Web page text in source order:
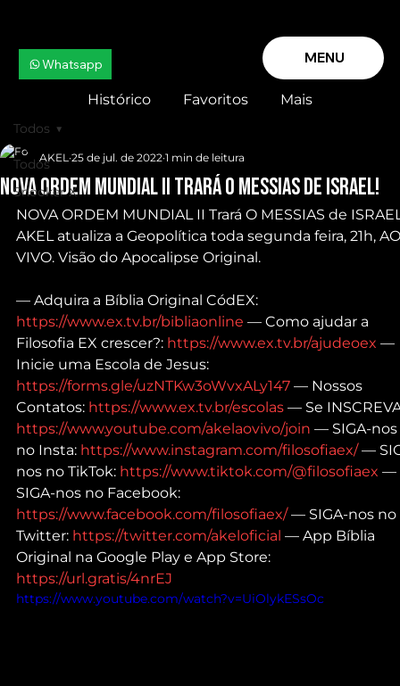
MENU
Whatsapp
Histórico Favoritos Mais
Todos
Snooker X
Todos
NOVA ORDEM MUNDIAL II Trará O MESSIAS de ISRAEL!
AKEL 25 de jul. de 2022 1 min de leitura
NOVA ORDEM MUNDIAL II Trará O MESSIAS de
AKEL atualiza a Geopolítica toda segunda feira, 21h,
VIVO. Visão do Apocalipse Original.
— Adquira a Bíblia Original CódEX:
https://www.ex.tv.br/bibliaonline — Como ajudar a
Filosofia EX crescer?: https://www.ex.tv.br/ajudeoex —
Inicie uma Escola de Jesus:
https://forms.gle/uzNTKw3oWvxALy147 — Nossos
Contatos: https://www.ex.tv.br/escolas — Se
https://www.youtube.com/akelaovivo/join — SIGA-nos
no Insta: https://www.instagram.com/filosofiaex/ —
nos no TikTok: https://www.tiktok.com/@filosofiaex —
SIGA-nos no Facebook:
https://www.facebook.com/filosofiaex/ — SIGA-nos no
Twitter: https://twitter.com/akeloficial — App Bíblia
Original na Google Play e App Store:
https://url.gratis/4nrEJ
https://www.youtube.com/watch?v=UiOlykESsOc